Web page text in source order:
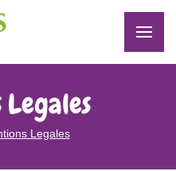
Legales